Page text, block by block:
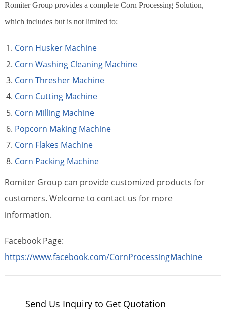
Romiter Group provides a complete Corn Processing Solution,
which includes but is not limited to:
Corn Husker Machine
Corn Washing Cleaning Machine
Corn Thresher Machine
Corn Cutting Machine
Corn Milling Machine
Popcorn Making Machine
Corn Flakes Machine
Corn Packing Machine
Romiter Group can provide customized products for
customers. Welcome to contact us for more
information.
Facebook Page:
https://www.facebook.com/CornProcessingMachine
Send Us Inquiry to Get Quotation